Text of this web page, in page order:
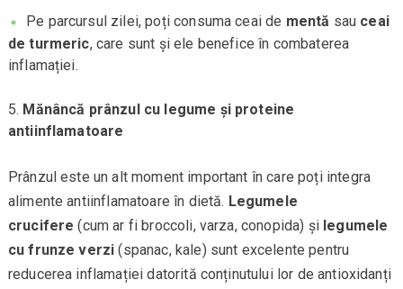
Pe parcursul zilei, poți consuma ceai de mentă sau ceai
de turmeric, care sunt și ele benefice în combaterea
inflamației.
Mănâncă prânzul cu legume și proteine
antiinflamatoare
Prânzul este un alt moment important în care poți integra
alimente antiinflamatoare în dietă. Legumele
crucifere (cum ar fi broccoli, varza, conopida) și legumele
cu frunze verzi (spanac, kale) sunt excelente pentru
reducerea inflamației datorită conținutului lor de antioxidanți